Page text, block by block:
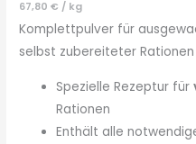
67,80€ / kg
Komplettpulver für
selbst zubereiteter Rationen
Spezielle Rezeptur für
Rationen
Enthält alle